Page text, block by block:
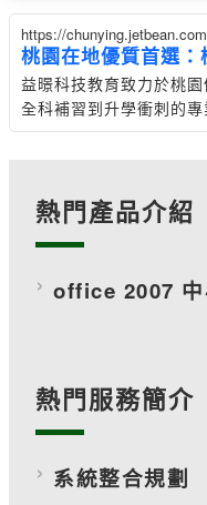
https://
桃園在地優質首選
習班深
益暻科技教育致力於桃
全科補習到升學衝刺的
潛力。
熱門產品介紹
office 2007 中
熱門服務簡介
系統整合規劃